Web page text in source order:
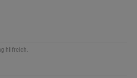
hilfreich.